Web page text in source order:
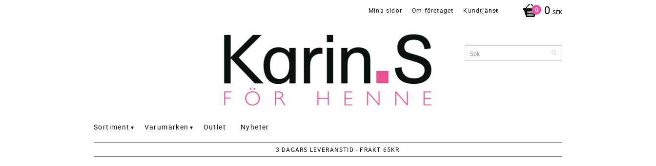
0 SEK
Mina sidor Om företaget Kundtjänst
Sortiment Varumärken Outlet Nyheter
3 DAGARS LEVERANSTID - FRAKT 65KR